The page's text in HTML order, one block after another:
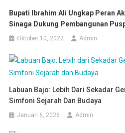
Bupati Ibrahim Ali Ungkap Peran
Sinaga Dukung Pembangunan
Oktober 10, 2022 Admin
Labuan Bajo: Lebih Dari Sekadar
Simfoni Sejarah Dan Budaya
Januari 6, 2026 Admin